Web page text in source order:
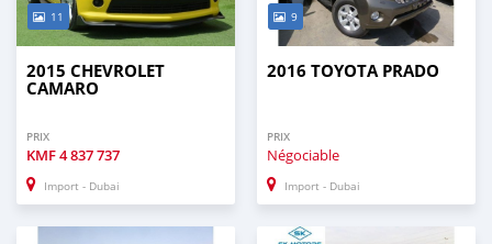
11
2015 CHEVROLET
CAMARO
PRIX
KMF4 837 737
Import - Dubai
9
2016 TOYOTA PRADO
PRIX
Négociable
Import - Dubai